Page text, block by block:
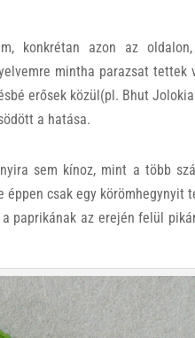
konkrétan azon az
mintha parazsat tettek
erősek közül(pl. Bhut
a hatása.
sem kínoz, mint a több
éppen csak egy körömhegynyit
paprikának az erején felül